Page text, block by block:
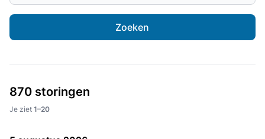
Zoeken
870 storingen
Je ziet 1–20